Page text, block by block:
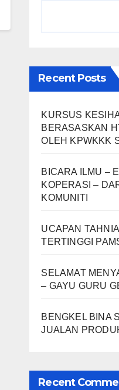
Recent Posts
KURSUS
BERASASKAN
OLEH KPWKKK
BICARA ILMU –
KOPERASI –
KOMUNITI
UCAPAN
TERTINGGI
SELAMAT
– GAYU GURU
BENGKEL BINA
JUALAN
Recent